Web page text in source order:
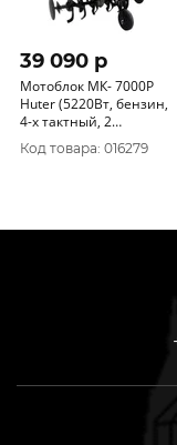
39 090 p
Мотоблок МК- 7000Р
Huter (5220Вт, бензин,
4-х тактный, 2
вперед/1 назад) 70/5/2
Код товара: 016279